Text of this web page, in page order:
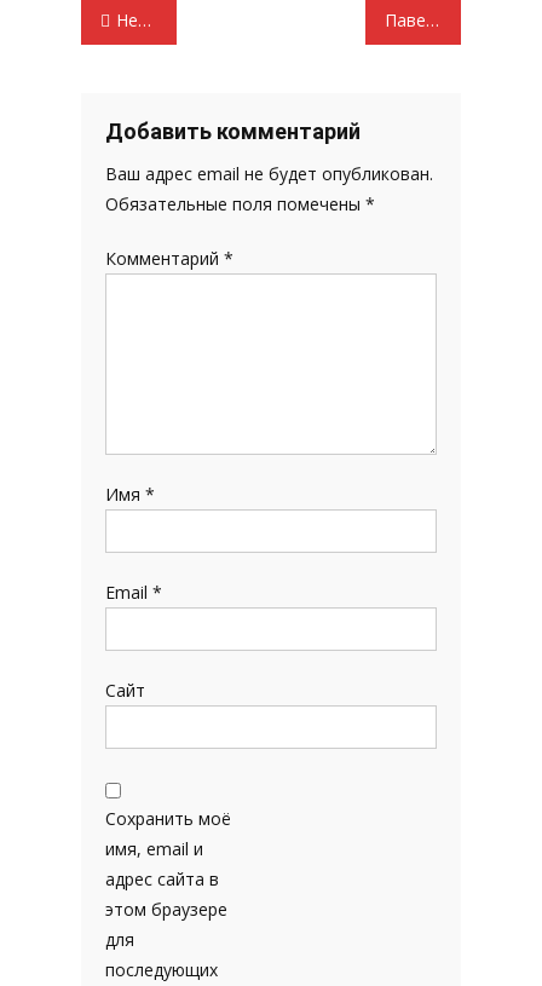
Навигация
записям
Неясность с голосованием Павел Дорохин: КПРФ настаивает на налоговой реформе для спасения экономики
Добавить комментарий
Ваш адрес email не будет опубликован.
Обязательные поля помечены*
Комментарий*
Имя*
Email*
Сайт
Сохранить моё
имя, email и
адрес сайта в
этом браузере
для
последующих